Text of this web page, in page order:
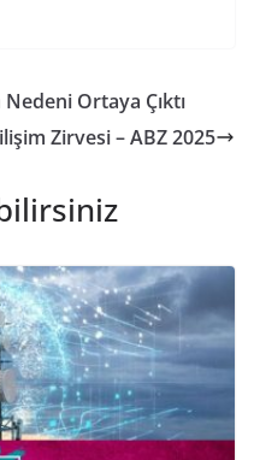
Ortaya Çıktı
Zirvesi – ABZ 2025